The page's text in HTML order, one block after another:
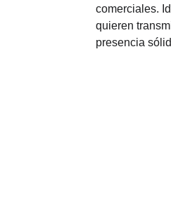
comerciales.
quieren
presencia